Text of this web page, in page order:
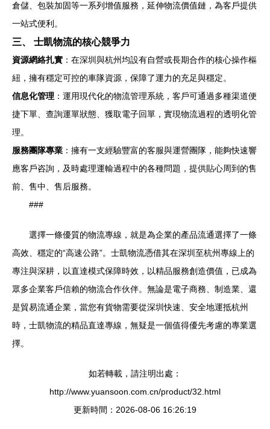
倉儲、包裝加固等一系列增值服務，延伸物流價值鏈，為客戶提供
一站式便利。
三、 士凱物流的核心競爭力
資源網絡扎實 ：在深圳與杭州均設有自營或長期合作的核心操作樞
紐，擁有穩定可控的車隊資源，保障了運力的充足與穩定。
信息化管理 ：運用現代化的物流管理系統，客戶可通過多種渠道便
捷下單、查詢運單狀態、獲取電子回單，實現物流過程的透明化管
理。
服務團隊專業 ：擁有一支經驗豐富的客服與運營團隊，能夠快速響
應客戶咨詢，及時處理運輸過程中的各種問題，提供貼心周到的售
前、售中、售后服務。
###
選擇一條優質的物流專線，就是為企業的產品流通選擇了一條
高效、穩定的“高速公路”。士凱物流憑借其在深圳至杭州專線上的
專注與深耕，以直達模式保障時效，以精品服務創造價值，已成為
眾多企業客戶信賴的物流合作伙伴。無論是電子商務、制造業、還
是貿易流通企業，當您有貨物需要從深圳快速、安全地運抵杭州
時，士凱物流的精品直達專線，無疑是一個值得優先考慮的專業選
擇。
如若轉載，請注明出處：
http://www.yuansoon.com.cn/product/32.html
更新時間：2026-08-06 16:26:19